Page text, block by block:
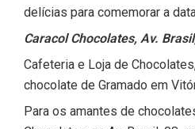
delícias para comemorar a
Caracol Chocolates, Av.
Cafeteria e Loja de
chocolate de Gramado em
Para os amantes de